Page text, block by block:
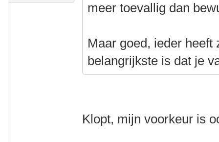
meer toevallig dan
Maar goed, ieder heeft
belangrijkste is dat je
Klopt, mijn voorkeur is